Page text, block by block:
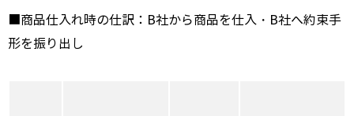
■商品仕入れ時の仕訳：B社から商品を仕入・B社へ約束手
形を振り出し